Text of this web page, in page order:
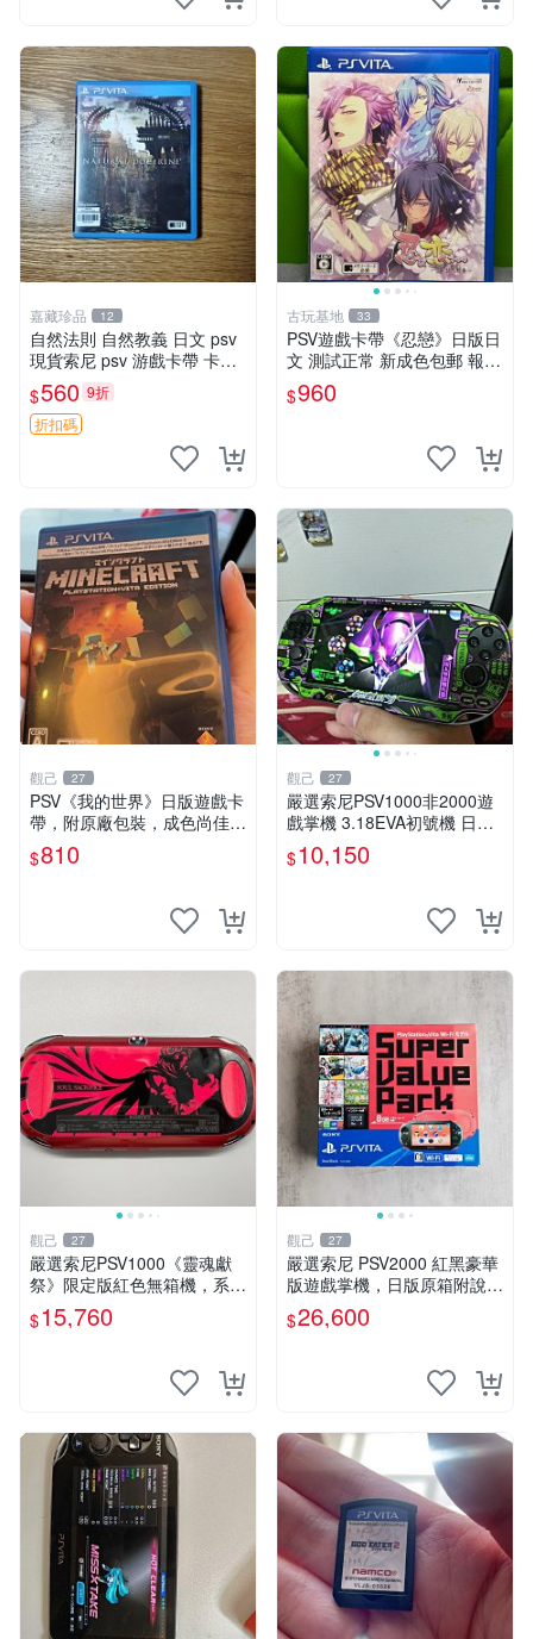
嘉藏珍品 12
自然法則 自然教義 日文 psv
現貨索尼 psv 游戲卡帶 卡盒
無損 版本外版 功能正常讀卡
關于質量：為避免糾紛，鑒寶
專家，收藏家和較真黨自行繞
$560 9折
折扣碼
古玩基地 33
PSV遊戲卡帶《忍戀》日版日
文 測試正常 新成色包郵 報價
嚴選 忍戀 PSV 日版 測試 正
常運行
$960
觀己 27
PSV《我的世界》日版遊戲卡
帶，附原廠包裝，成色尚佳，
功能完好，嚴選推薦給喜愛冒
險的玩家，同城交易，無退無
$810
觀己 27
嚴選索尼PSV1000非2000遊
戲掌機 3.18EVA初號機 日版
實物 無點無線無老化 自用清
倉 EVA 初號機 PSV1000
$10,150
觀己 27
嚴選索尼PSV1000《靈魂獻
祭》限定版紅色無箱機，系統
3.65，功能完好。屏幕、攝像
頭、按鍵及搖桿皆正常運作。
$15,760
觀己 27
嚴選索尼 PSV2000 紅黑豪華
版遊戲掌機，日版原箱附說明
書 PSV2000 紅黑色 豪華版
日版 品牌 Sony
$26,600